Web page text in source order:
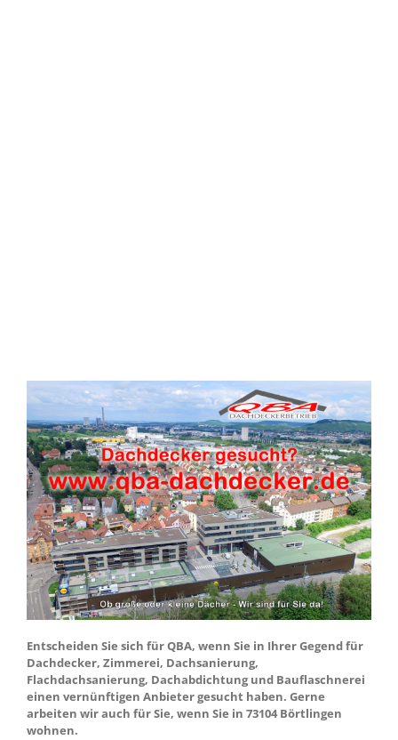
Entscheiden Sie sich für QBA, wenn Sie in Ihrer Gegend für
Dachdecker, Zimmerei, Dachsanierung,
Flachdachsanierung, Dachabdichtung und Bauflaschnerei
einen vernünftigen Anbieter gesucht haben. Gerne
arbeiten wir auch für Sie, wenn Sie in 73104 Börtlingen
wohnen.